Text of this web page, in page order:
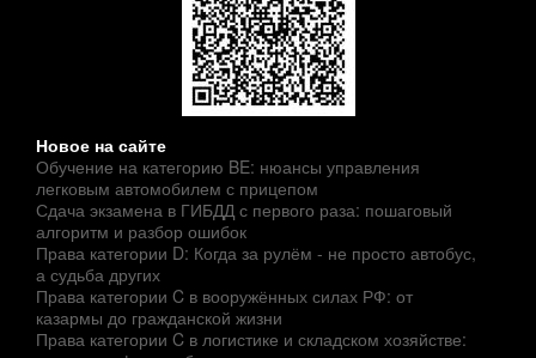
Новое на сайте
Обучение на категорию BE: нюансы управления
легковым автомобилем с прицепом
Сдача экзамена в ГИБДД с первого раза: пошаговый
алгоритм и разбор ошибок
Права категории D: Когда за рулём - не просто автобус,
а судьба других
Права категории C в вооружённых силах РФ: от
казармы до гражданской жизни
Права категории C в логистике и складском хозяйстве: